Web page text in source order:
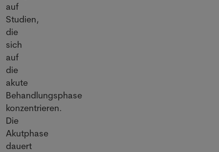
auf
Studien,
die
sich
auf
die
akute
Behandlungsphase
konzentrieren.
Die
Akutphase
dauert